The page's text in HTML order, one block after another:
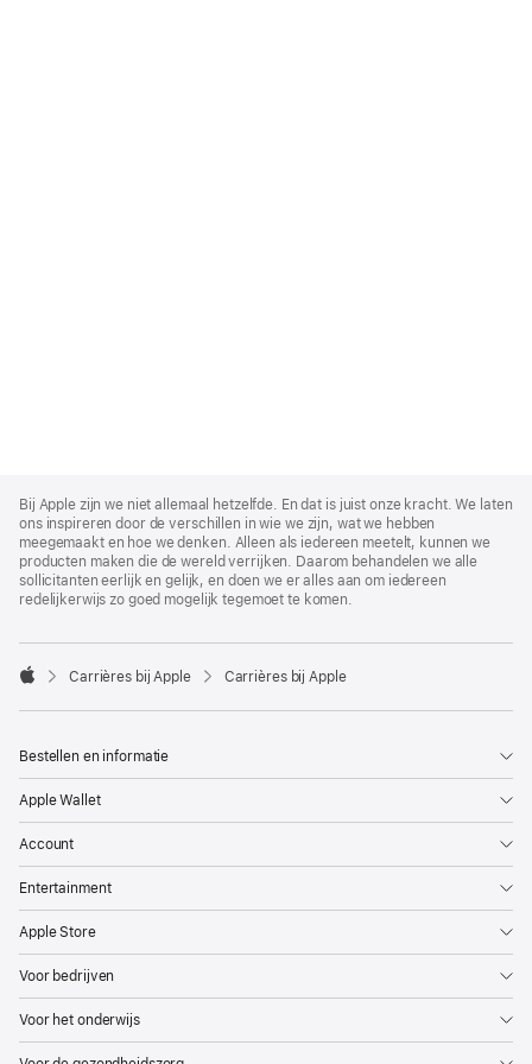
Footer
Bij Apple zijn we niet allemaal hetzelfde. En dat is juist onze kracht. We laten
ons inspireren door de verschillen in wie we zijn, wat we hebben
meegemaakt en hoe we denken. Alleen als iedereen meetelt, kunnen we
producten maken die de wereld verrijken. Daarom behandelen we alle
sollicitanten eerlijk en gelijk, en doen we er alles aan om iedereen
redelijkerwijs zo goed mogelijk tegemoet te komen.

Carrières bij Apple Carrières bij Apple
Bestellen en informatie
Apple Wallet
Account
Entertainment
Apple Store
Voor bedrijven
Voor het onderwijs